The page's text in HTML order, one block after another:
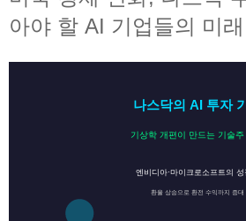
아야 할 AI 기업들의 미래
나스닥의 AI 투자
기상학 개편이 만드는 기술주
엔비디아·마이크로소프트의 성
환율 상승으로 환전 수익까지 증대